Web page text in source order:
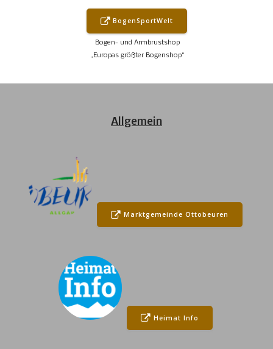
BogenSportWelt
Bogen- und Armbrustshop
„Europas größter Bogenshop“
Allgemein
Marktgemeinde Ottobeuren
Heimat Info